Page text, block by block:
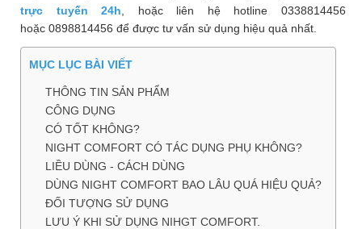
Tin
đẹp
và
sức
khỏe
Chăm
sóc
trẻ
trực tuyến 24h , hoặc liên hệ hotline 0338814456
hoặc 0898814456 để được tư vấn sử dụng hiệu quả nhất.
MỤC LỤC BÀI VIẾT
THÔNG TIN SẢN PHẨM
CÔNG DỤNG
CÓ TỐT KHÔNG?
NIGHT COMFORT CÓ TÁC DỤNG PHỤ KHÔNG?
LIỀU DÙNG - CÁCH DÙNG
DÙNG NIGHT COMFORT BAO LÂU QUÁ HIỆU QUẢ?
ĐỐI TƯỢNG SỬ DỤNG
LƯU Ý KHI SỬ DỤNG NIHGT COMFORT.